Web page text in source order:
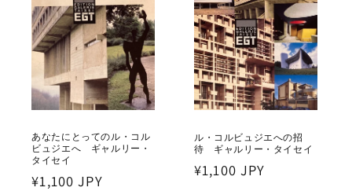
あなたにとってのル・コル
ビュジエへ ギャルリー・
タイセイ
通
¥1,100 JPY
ル・コルビュジエへの招
待 ギャルリー・タイセイ
通
¥1,100 JPY